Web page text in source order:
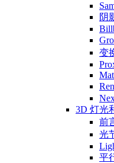
阴
变
3D 灯光
前
光
平